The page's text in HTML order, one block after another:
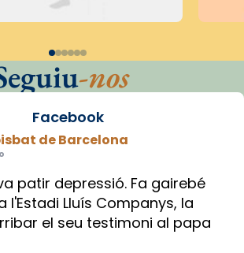
-nos
Facebook
de Barcelona
patir depressió. Fa gairebé
l'Estadi Lluís Companys, la
el seu testimoni al papa